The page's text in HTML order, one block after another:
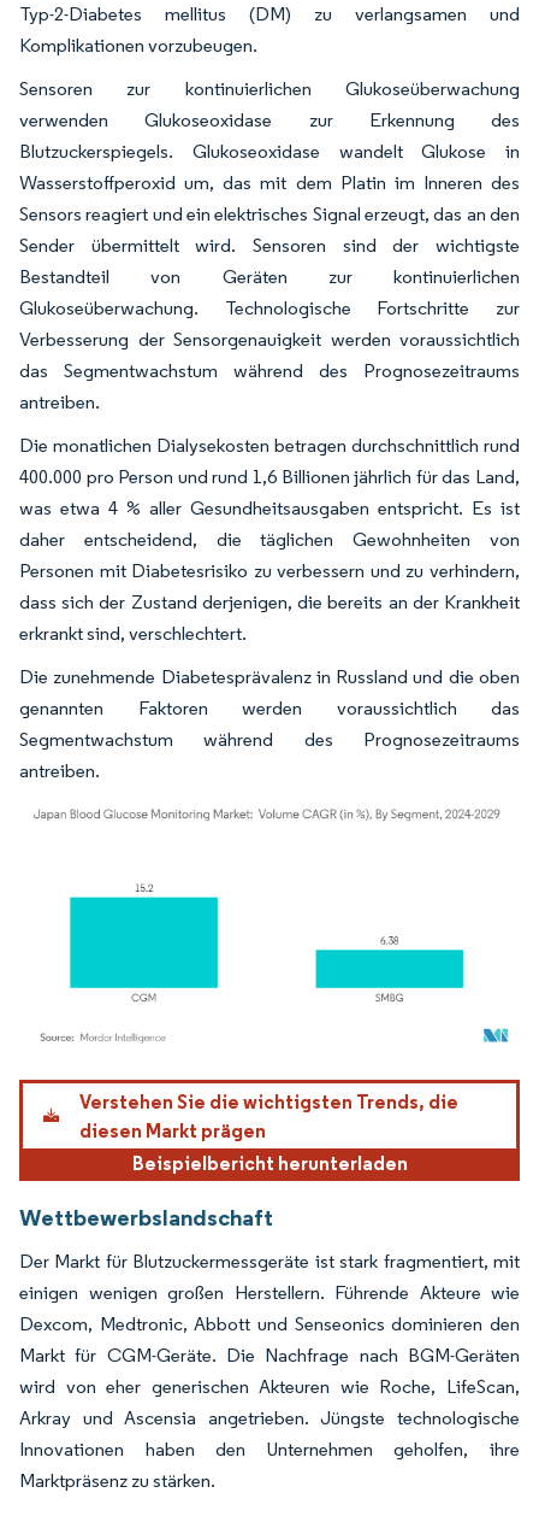
Typ-2-Diabetes mellitus (DM) zu verlangsamen und
Komplikationen vorzubeugen.
Sensoren zur kontinuierlichen Glukoseüberwachung
verwenden Glukoseoxidase zur Erkennung des
Blutzuckerspiegels. Glukoseoxidase wandelt Glukose in
Wasserstoffperoxid um, das mit dem Platin im Inneren des
Sensors reagiert und ein elektrisches Signal erzeugt, das an den
Sender übermittelt wird. Sensoren sind der wichtigste
Bestandteil von Geräten zur kontinuierlichen
Glukoseüberwachung. Technologische Fortschritte zur
Verbesserung der Sensorgenauigkeit werden voraussichtlich
das Segmentwachstum während des Prognosezeitraums
antreiben.
Die monatlichen Dialysekosten betragen durchschnittlich rund
400.000 pro Person und rund 1,6 Billionen jährlich für das Land,
was etwa 4 % aller Gesundheitsausgaben entspricht. Es ist
daher entscheidend, die täglichen Gewohnheiten von
Personen mit Diabetesrisiko zu verbessern und zu verhindern,
dass sich der Zustand derjenigen, die bereits an der Krankheit
erkrankt sind, verschlechtert.
Die zunehmende Diabetesprävalenz in Russland und die oben
genannten Faktoren werden voraussichtlich das
Segmentwachstum während des Prognosezeitraums
antreiben.
Bild © Mordor Intelligence. Wiederverwendung erfordert Namensnennung gemäß
Verstehen Sie die wichtigsten Trends, die
diesen Markt prägen
Beispielbericht herunterladen
Wettbewerbslandschaft
Der Markt für Blutzuckermessgeräte ist stark fragmentiert, mit
einigen wenigen großen Herstellern. Führende Akteure wie
Dexcom, Medtronic, Abbott und Senseonics dominieren den
Markt für CGM-Geräte. Die Nachfrage nach BGM-Geräten
wird von eher generischen Akteuren wie Roche, LifeScan,
Arkray und Ascensia angetrieben. Jüngste technologische
Innovationen haben den Unternehmen geholfen, ihre
Marktpräsenz zu stärken.